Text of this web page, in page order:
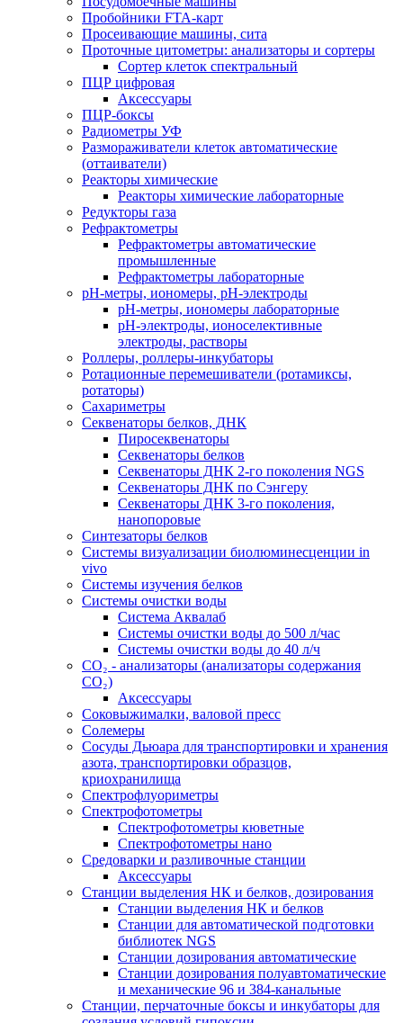
Пробойники FTA-карт
Просеивающие машины, сита
Проточные цитометры: анализаторы и сортеры
Сортер клеток спектральный
ПЦР цифровая
Аксессуары
ПЦР-боксы
Радиометры УФ
Размораживатели клеток автоматические
(оттаиватели)
Реакторы химические
Реакторы химические лабораторные
Редукторы газа
Рефрактометры
Рефрактометры автоматические
промышленные
Рефрактометры лабораторные
рН-метры, иономеры, рН-электроды
рН-метры, иономеры лабораторные
рН-электроды, ионоселективные
электроды, растворы
Роллеры, роллеры-инкубаторы
Ротационные перемешиватели (ротамиксы,
ротаторы)
Сахариметры
Секвенаторы белков, ДНК
Пиросеквенаторы
Секвенаторы белков
Секвенаторы ДНК 2-го поколения NGS
Секвенаторы ДНК по Сэнгеру
Секвенаторы ДНК 3-го поколения,
нанопоровые
Синтезаторы белков
Системы визуализации биолюминесценции in
vivo
Системы изучения белков
Системы очистки воды
Система Аквалаб
Системы очистки воды до 500 л/час
Системы очистки воды до 40 л/ч
СО₂ - анализаторы (анализаторы содержания
СО₂)
Аксессуары
Соковыжималки, валовой пресс
Солемеры
Сосуды Дьюара для транспортировки и хранения
азота, транспортировки образцов,
криохранилища
Спектрофлуориметры
Спектрофотометры
Спектрофотометры кюветные
Спектрофотометры нано
Средоварки и разливочные станции
Аксессуары
Станции выделения НК и белков, дозирования
Станции выделения НК и белков
Станции для автоматической подготовки
библиотек NGS
Станции дозирования автоматические
Станции дозирования полуавтоматические
и механические 96 и 384-канальные
Станции, перчаточные боксы и инкубаторы для